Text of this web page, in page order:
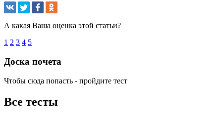
А какая Ваша оценка этой статьи?
1 2 3 4 5
Доска почета
Чтобы сюда попасть - пройдите тест
Все тесты